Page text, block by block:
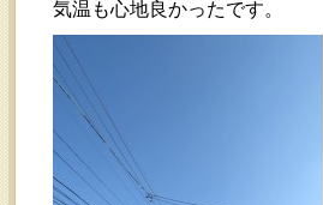
気温も心地良かったです。